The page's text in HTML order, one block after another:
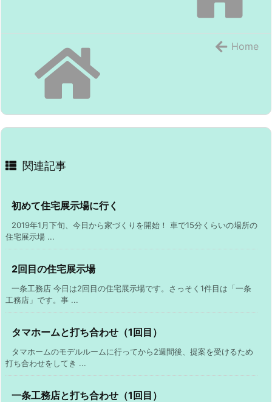
Home
関連記事
初めて住宅展示場に行く
2019年1月下旬、今日から家づくりを開始！ 車で15分くらいの場所の
住宅展示場 ...
2回目の住宅展示場
一条工務店 今日は2回目の住宅展示場です。さっそく1件目は「一条
工務店」です。事 ...
タマホームと打ち合わせ（1回目）
タマホームのモデルルームに行ってから2週間後、提案を受けるため
打ち合わせをしてき ...
一条工務店と打ち合わせ（1回目）